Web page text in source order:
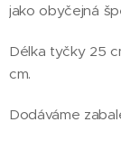
jako obyčejná
Délka tyčky 25
cm.
Dodáváme